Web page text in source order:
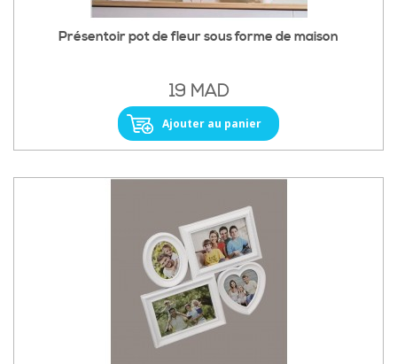
Présentoir pot de fleur sous forme de maison
19 MAD
Ajouter au panier